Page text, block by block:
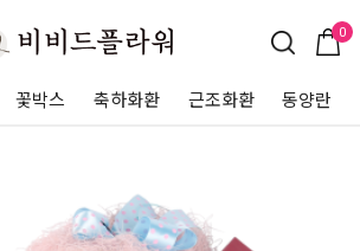
0
꽃박스 축하화환 근조화환 동양란